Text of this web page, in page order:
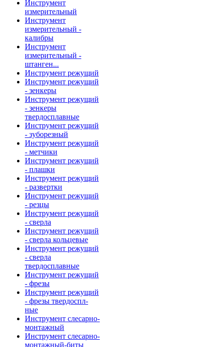
Инструмент
измерительный
Инструмент
измерительный -
калибры
Инструмент
измерительный -
штанген...
Инструмент режущий
Инструмент режущий
- зенкеры
Инструмент режущий
- зенкеры
твердосплавные
Инструмент режущий
- зуборезный
Инструмент режущий
- метчики
Инструмент режущий
- плашки
Инструмент режущий
- развертки
Инструмент режущий
- резцы
Инструмент режущий
- сверла
Инструмент режущий
- сверла кольцевые
Инструмент режущий
- сверла
твердосплавные
Инструмент режущий
- фрезы
Инструмент режущий
- фрезы твердоспл-
ные
Инструмент слесарно-
монтажный
Инструмент слесарно-
монтажный-биты